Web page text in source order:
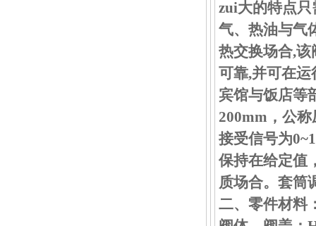
zui大的特点
气、热油与气
热交换场合,
可靠,并可在
宾馆与饭店等
200mm，公
接受信号为
保持在给定值
质场合。套筒
二、零件材料